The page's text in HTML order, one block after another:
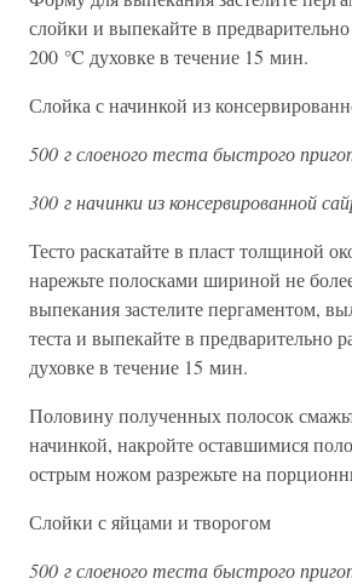
слойки и выпекайте в предварительно
200 °C духовке в течение 15 мин.
Слойка с начинкой из
500 г слоеного теста быстрого
300 г начинки из консервированной
Тесто раскатайте в пласт толщиной
нарежьте полосками шириной не
выпекания застелите пергаментом,
теста и выпекайте в предварительно
духовке в течение 15 мин.
Половину полученных полосок
начинкой, накройте оставшимися
острым ножом разрежьте на
Слойки с яйцами и творогом
500 г слоеного теста быстрого